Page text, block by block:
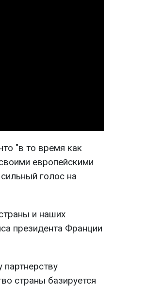
"в то время как
европейскими
голос на
и наших
президента Франции
страны базируется